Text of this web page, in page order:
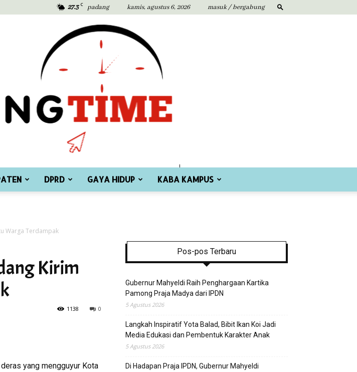
27.3 C padang kamis, agustus 6, 2026 masuk / bergabung
Time
DPRD GAYA HIDUP KABA KAMPUS
Warga Terdampak
Kirim
0
1138
yang mengguyur Kota
Pos-pos Terbaru
Gubernur Mahyeldi Raih Penghargaan Kartika
Pamong Praja Madya dari IPDN
5 Agustus 2026
Langkah Inspiratif Yota Balad, Bibit Ikan Koi Jadi
Media Edukasi dan Pembentuk Karakter Anak
5 Agustus 2026
Di Hadapan Praja IPDN, Gubernur Mahyeldi